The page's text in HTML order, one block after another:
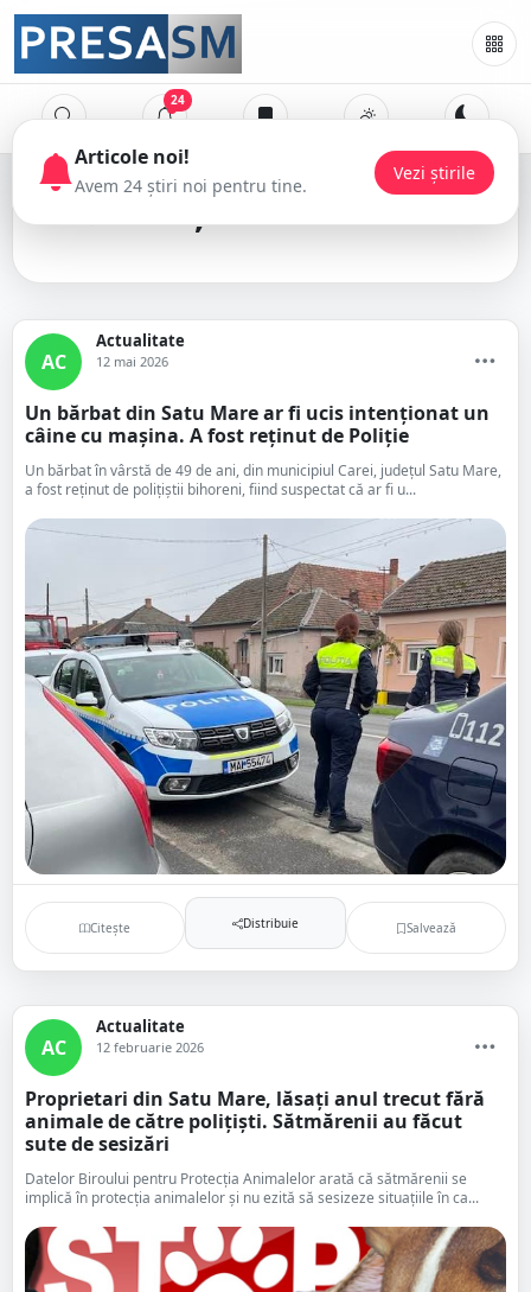
24
Poliția Animalelor
AC
Actualitate
12 mai 2026
Un bărbat din Satu Mare ar fi ucis intenționat un
câine cu mașina. A fost reținut de Poliție
Un bărbat în vârstă de 49 de ani, din municipiul Carei, județul Satu Mare,
a fost reținut de polițiștii bihoreni, fiind suspectat că ar fi u...
Citește Distribuie Salvează
AC
Actualitate
12 februarie 2026
Proprietari din Satu Mare, lăsați anul trecut fără
animale de către polițiști. Sătmărenii au făcut
sute de sesizări
Datelor Biroului pentru Protecția Animalelor arată că sătmărenii se
implică în protecția animalelor și nu ezită să sesizeze situațiile în ca...